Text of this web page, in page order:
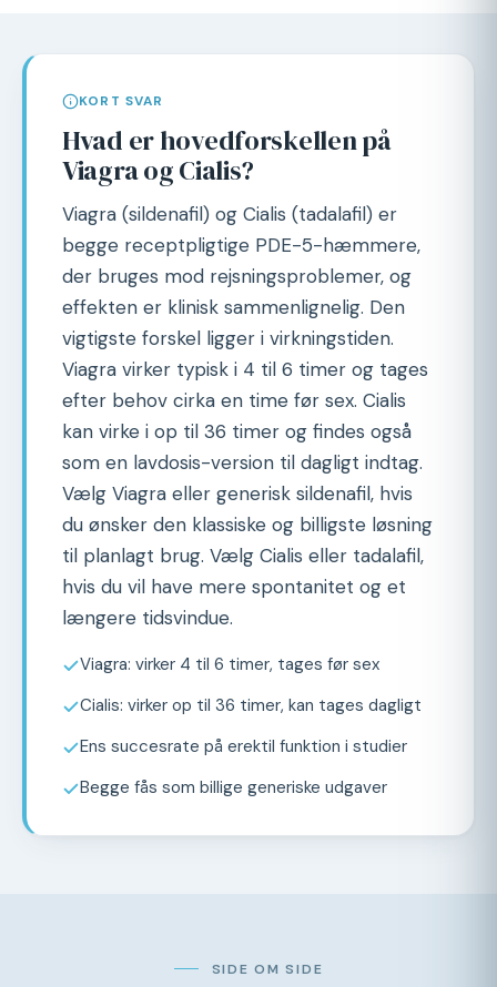
KORT SVAR
Hvad er hovedforskellen på
Viagra og Cialis?
Viagra (sildenafil) og Cialis (tadalafil) er
begge receptpligtige PDE-5-hæmmere,
der bruges mod rejsningsproblemer, og
effekten er klinisk sammenlignelig. Den
vigtigste forskel ligger i virkningstiden.
Viagra virker typisk i 4 til 6 timer og tages
efter behov cirka en time før sex. Cialis
kan virke i op til 36 timer og findes også
som en lavdosis-version til dagligt indtag.
Vælg Viagra eller generisk sildenafil, hvis
du ønsker den klassiske og billigste løsning
til planlagt brug. Vælg Cialis eller tadalafil,
hvis du vil have mere spontanitet og et
længere tidsvindue.
Viagra: virker 4 til 6 timer, tages før sex
Cialis: virker op til 36 timer, kan tages dagligt
Ens succesrate på erektil funktion i studier
Begge fås som billige generiske udgaver
SIDE OM SIDE